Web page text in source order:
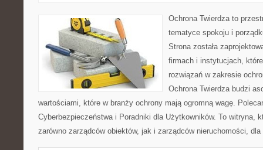
Ochrona Twierdza to
tematyce spokoju i
Strona została
firmach i instytucjach,
rozwiązań w zakresie
Ochrona Twierdza budzi
wartościami, które w branży ochrony mają ogromną wagę.
Cyberbezpieczeństwa i Poradniki dla Użytkowników. To witryna,
zarówno zarządców obiektów, jak i zarządców nieruchomości,